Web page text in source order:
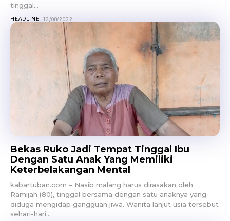
tinggal...
HEADLINE 12/08/2022
Bekas Ruko Jadi Tempat Tinggal Ibu
Dengan Satu Anak Yang Memiliki
Keterbelakangan Mental
kabartuban.com – Nasib malang harus dirasakan oleh
Ramijah (80), tinggal bersama dengan satu anaknya yang
diduga mengidap gangguan jiwa. Wanita lanjut usia tersebut
sehari-hari...